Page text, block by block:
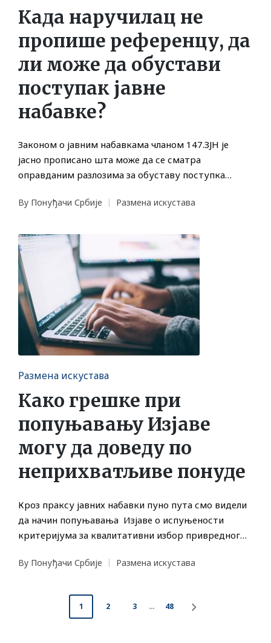
in
Када наручилац не
пропише референцу, да
ли може да обустави
поступак јавне
набавке?
Законом о јавним набавкама чланом 147.ЗЈН је
јасно прописано шта може да се сматра
оправданим разлозима за обуставу поступка…
Posted
By Понуђачи Србије
Posted
Размена искустава
Posted
in
Размена искустава
Како грешке при
попуњавању Изјаве
могу да доведу по
неприхватљиве понуде
Кроз праксу јавних набавки пуно пута смо видели
да начин попуњавања Изјаве о испуњености
критеријума за квалитативни избор привредног…
Posted
By Понуђачи Србије
Posted
Размена искустава
1 2 3 … 48